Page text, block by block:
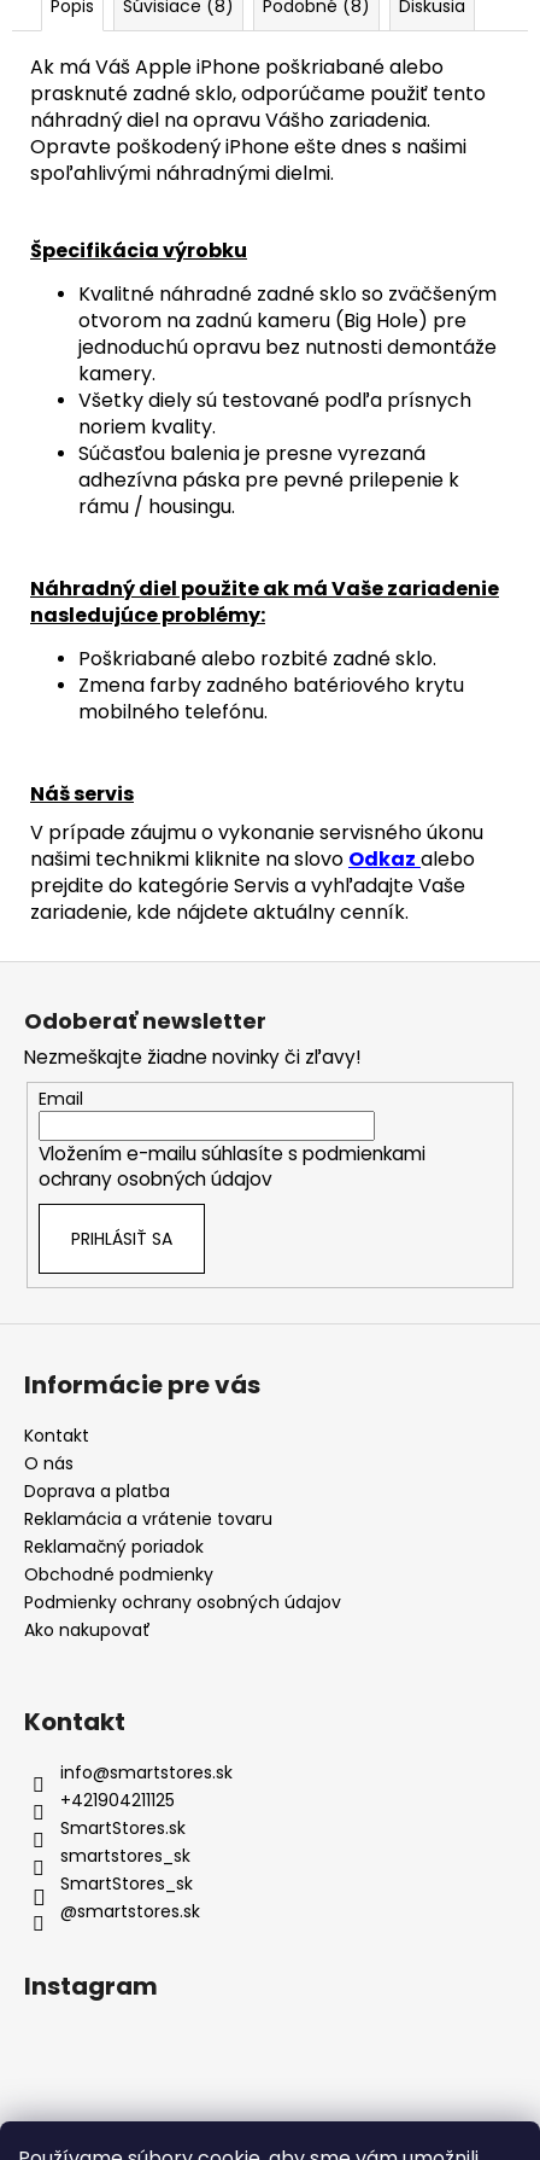
Popis Súvisiace (8) Podobné (8) Diskusia
Ak má Váš Apple iPhone poškriabané alebo
prasknuté zadné sklo, odporúčame použiť tento
náhradný diel na opravu Vášho zariadenia.
Opravte poškodený iPhone ešte dnes s našimi
spoľahlivými náhradnými dielmi.
Špecifikácia výrobku
Kvalitné náhradné zadné sklo so zväčšeným
otvorom na zadnú kameru (Big Hole) pre
jednoduchú opravu bez nutnosti demontáže
kamery.
Všetky diely sú testované podľa prísnych
noriem kvality.
Súčasťou balenia je presne vyrezaná
adhezívna páska pre pevné prilepenie k
rámu / housingu.
Náhradný diel použite ak má Vaše zariadenie
nasledujúce problémy:
Poškriabané alebo rozbité zadné sklo.
Zmena farby zadného batériového krytu
mobilného telefónu.
Náš servis
V prípade záujmu o vykonanie servisného úkonu
našimi technikmi kliknite na slovo Odkaz alebo
prejdite do kategórie Servis a vyhľadajte Vaše
zariadenie, kde nájdete aktuálny cenník.
Z
Odoberať newsletter
Nezmeškajte žiadne novinky či zľavy!
Email
Vložením e-mailu súhlasíte s podmienkami
ochrany osobných údajov
PRIHLÁSIŤ SA
Informácie pre vás
Kontakt
O nás
Doprava a platba
Reklamácia a vrátenie tovaru
Reklamačný poriadok
Obchodné podmienky
Podmienky ochrany osobných údajov
Ako nakupovať
Kontakt
info@smartstores.sk
+421904211125
SmartStores.sk
smartstores_sk
SmartStores_sk
@smartstores.sk
Instagram